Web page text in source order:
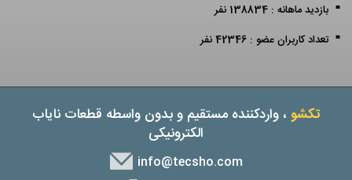
بازدید ماهانه : 138834 نفر
تعداد کاربران عضو : 42346 نفر
تکشو ، واردکننده مستقیم و بدون واسطه قطعات نایاب
الکترونیکی
info@tecsho.com